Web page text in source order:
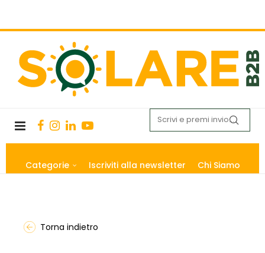
Categorie Iscriviti alla newsletter Chi Siamo
Torna indietro